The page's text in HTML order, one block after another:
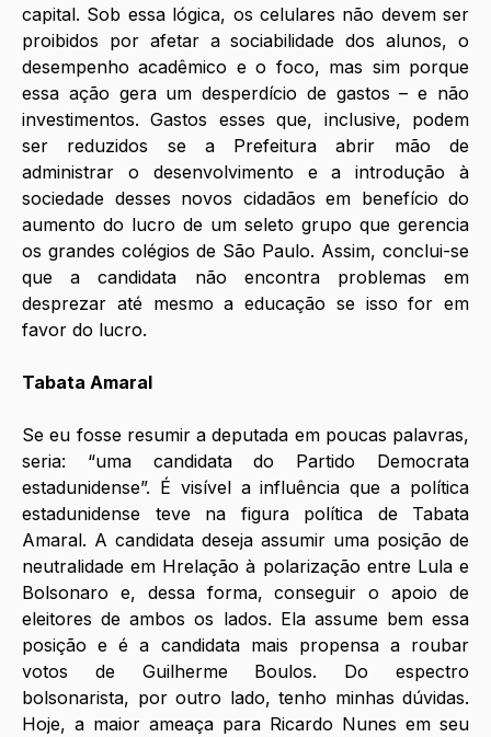
capital. Sob essa lógica, os celulares não devem ser
proibidos por afetar a sociabilidade dos alunos, o
desempenho acadêmico e o foco, mas sim porque
essa ação gera um desperdício de gastos – e não
investimentos. Gastos esses que, inclusive, podem
ser reduzidos se a Prefeitura abrir mão de
administrar o desenvolvimento e a introdução à
sociedade desses novos cidadãos em benefício do
aumento do lucro de um seleto grupo que gerencia
os grandes colégios de São Paulo. Assim, conclui-se
que a candidata não encontra problemas em
desprezar até mesmo a educação se isso for em
favor do lucro.
Tabata Amaral
Se eu fosse resumir a deputada em poucas palavras,
seria: “uma candidata do Partido Democrata
estadunidense”. É visível a influência que a política
estadunidense teve na figura política de Tabata
Amaral. A candidata deseja assumir uma posição de
neutralidade em Hrelação à polarização entre Lula e
Bolsonaro e, dessa forma, conseguir o apoio de
eleitores de ambos os lados. Ela assume bem essa
posição e é a candidata mais propensa a roubar
votos de Guilherme Boulos. Do espectro
bolsonarista, por outro lado, tenho minhas dúvidas.
Hoje, a maior ameaça para Ricardo Nunes em seu